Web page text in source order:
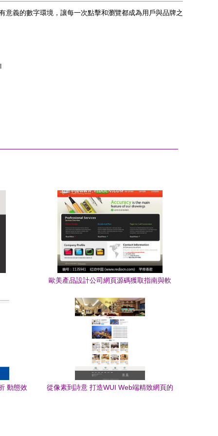
意義的數字環境，讓每一次點擊和瀏覽都成為用戶與品牌之
歐美產品設計公司網頁源碼獲取指南與軟
動態效
從像素到詩意 打造WUI Web端精致網頁的